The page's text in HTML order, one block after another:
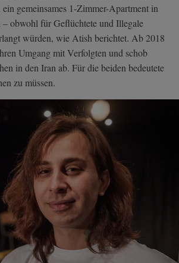
gemeinsames 1-Zimmer-Apartment in
obwohl für Geflüchtete und Illegale
würden, wie Atish berichtet. Ab 2018
Umgang mit Verfolgten und schob
in den Iran ab. Für die beiden bedeutete
zu müssen.